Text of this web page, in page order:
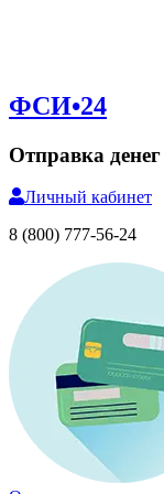
ФСИ•24
Отправка
Личный кабинет
8 (800) 777-56-24